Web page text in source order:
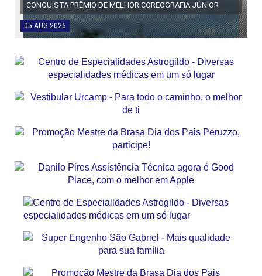
CONQUISTA PRÊMIO DE MELHOR COREOGRAFIA JÚNIOR
05 AUG 2026